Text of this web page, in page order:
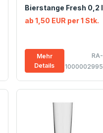
Bierstange Fresh 0,2 l
ab 1,50 EUR per 1 Stk.
Mehr
Details
RA-
1000002995